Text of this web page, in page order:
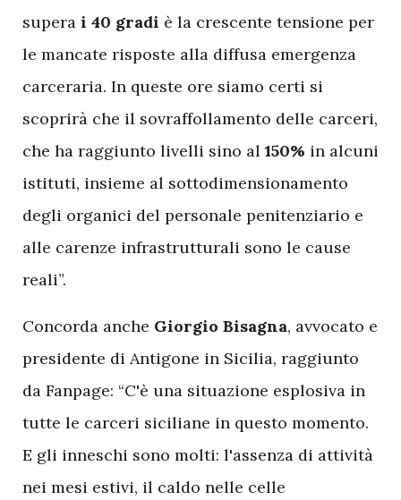
supera i 40 gradi è la crescente tensione per
le mancate risposte alla diffusa emergenza
carceraria. In queste ore siamo certi si
scoprirà che il sovraffollamento delle carceri,
che ha raggiunto livelli sino al 150% in alcuni
istituti, insieme al sottodimensionamento
degli organici del personale penitenziario e
alle carenze infrastrutturali sono le cause
reali”.
Concorda anche Giorgio Bisagna, avvocato e
presidente di Antigone in Sicilia, raggiunto
da Fanpage: “C'è una situazione esplosiva in
tutte le carceri siciliane in questo momento.
E gli inneschi sono molti: l'assenza di attività
nei mesi estivi, il caldo nelle celle